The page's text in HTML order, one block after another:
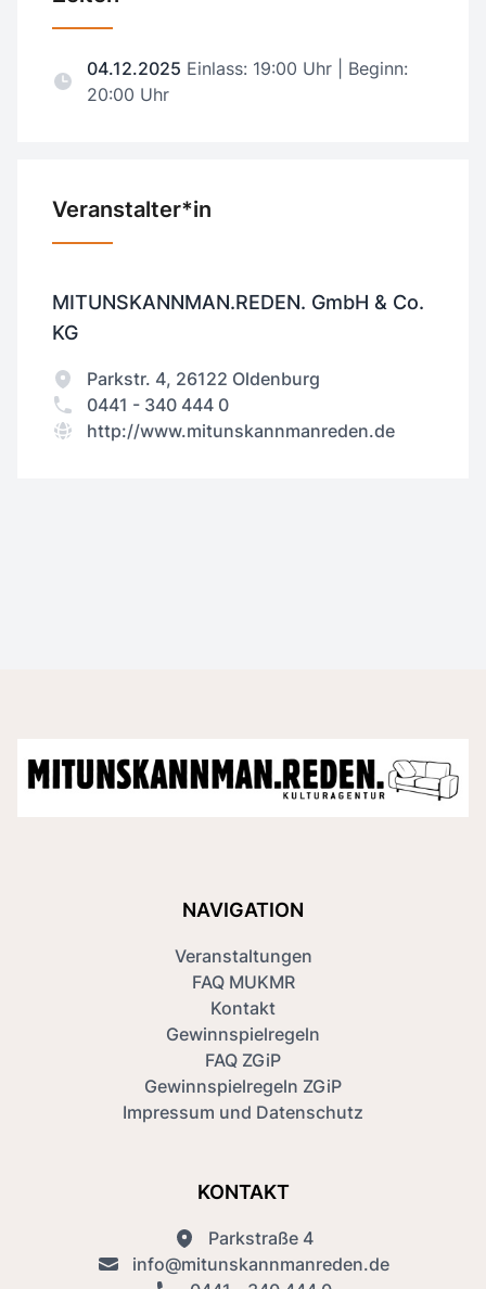
04.12.2025 Einlass: 19:00 Uhr | Beginn:
20:00 Uhr
Veranstalter*in
MITUNSKANNMAN.REDEN. GmbH & Co.
KG
Parkstr. 4, 26122 Oldenburg
0441 - 340 444 0
http://www.mitunskannmanreden.de
NAVIGATION
Veranstaltungen
FAQ MUKMR
Kontakt
Gewinnspielregeln
FAQ ZGiP
Gewinnspielregeln ZGiP
Impressum und Datenschutz
KONTAKT
Parkstraße 4
info@mitunskannmanreden.de